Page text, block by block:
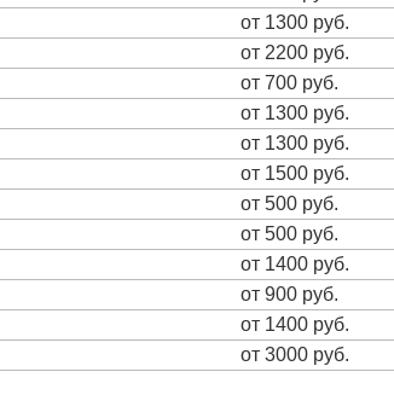
от 1300 руб.
от 2200 руб.
от 700 руб.
от 1300 руб.
от 1300 руб.
от 1500 руб.
от 500 руб.
от 500 руб.
от 1400 руб.
от 900 руб.
от 1400 руб.
от 3000 руб.